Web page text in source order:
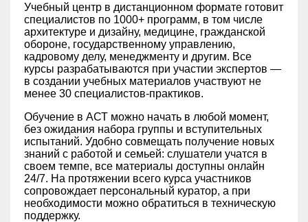
Учебный центр в дистанционном формате готовит
специалистов по 1000+ программ, в том числе
архитектуре и дизайну, медицине, гражданской
обороне, государственному управлению,
кадровому делу, менеджменту и другим. Все
курсы разрабатываются при участии экспертов —
в создании учебных материалов участвуют не
менее 30 специалистов-практиков.
Обучение в АСТ можно начать в любой момент,
без ожидания набора группы и вступительных
испытаний. Удобно совмещать получение новых
знаний с работой и семьей: слушатели учатся в
своем темпе, все материалы доступны онлайн
24/7. На протяжении всего курса участников
сопровождает персональный куратор, а при
необходимости можно обратиться в техническую
поддержку.